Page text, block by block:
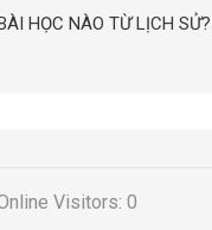
HỌC NÀO TỪ LỊCH SỬ?
Visitors:0